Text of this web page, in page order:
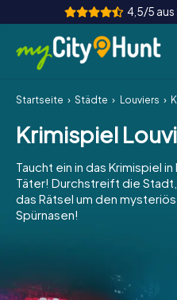
4,5/5
So funktioniert's
Städte
Touren
Teamevent
INT AT
Startseite Städte Louviers
Krimispiel
Taucht ein in das Krimispiel
Täter! Durchstreift die
das Rätsel um den
Spürnasen!